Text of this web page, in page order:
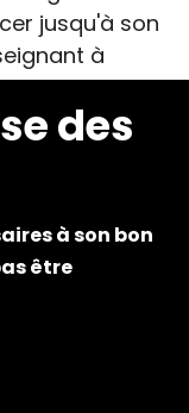
des
à son bon
être
jusqu'à son
à
- comme
»,
il peut
relation et
Il peut arriver
enfant et